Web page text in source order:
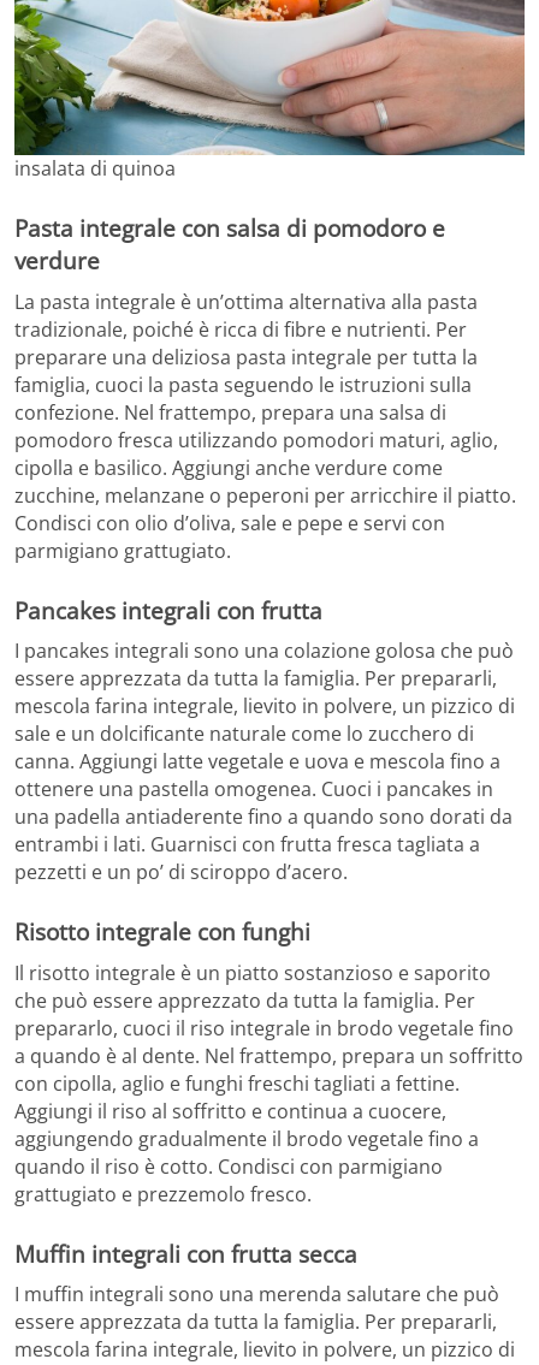
insalata di quinoa
Pasta integrale con salsa di pomodoro e
verdure
La pasta integrale è un’ottima alternativa alla pasta
tradizionale, poiché è ricca di fibre e nutrienti. Per
preparare una deliziosa pasta integrale per tutta la
famiglia, cuoci la pasta seguendo le istruzioni sulla
confezione. Nel frattempo, prepara una salsa di
pomodoro fresca utilizzando pomodori maturi, aglio,
cipolla e basilico. Aggiungi anche verdure come
zucchine, melanzane o peperoni per arricchire il piatto.
Condisci con olio d’oliva, sale e pepe e servi con
parmigiano grattugiato.
Pancakes integrali con frutta
I pancakes integrali sono una colazione golosa che può
essere apprezzata da tutta la famiglia. Per prepararli,
mescola farina integrale, lievito in polvere, un pizzico di
sale e un dolcificante naturale come lo zucchero di
canna. Aggiungi latte vegetale e uova e mescola fino a
ottenere una pastella omogenea. Cuoci i pancakes in
una padella antiaderente fino a quando sono dorati da
entrambi i lati. Guarnisci con frutta fresca tagliata a
pezzetti e un po’ di sciroppo d’acero.
Risotto integrale con funghi
Il risotto integrale è un piatto sostanzioso e saporito
che può essere apprezzato da tutta la famiglia. Per
prepararlo, cuoci il riso integrale in brodo vegetale fino
a quando è al dente. Nel frattempo, prepara un soffritto
con cipolla, aglio e funghi freschi tagliati a fettine.
Aggiungi il riso al soffritto e continua a cuocere,
aggiungendo gradualmente il brodo vegetale fino a
quando il riso è cotto. Condisci con parmigiano
grattugiato e prezzemolo fresco.
Muffin integrali con frutta secca
I muffin integrali sono una merenda salutare che può
essere apprezzata da tutta la famiglia. Per prepararli,
mescola farina integrale, lievito in polvere, un pizzico di